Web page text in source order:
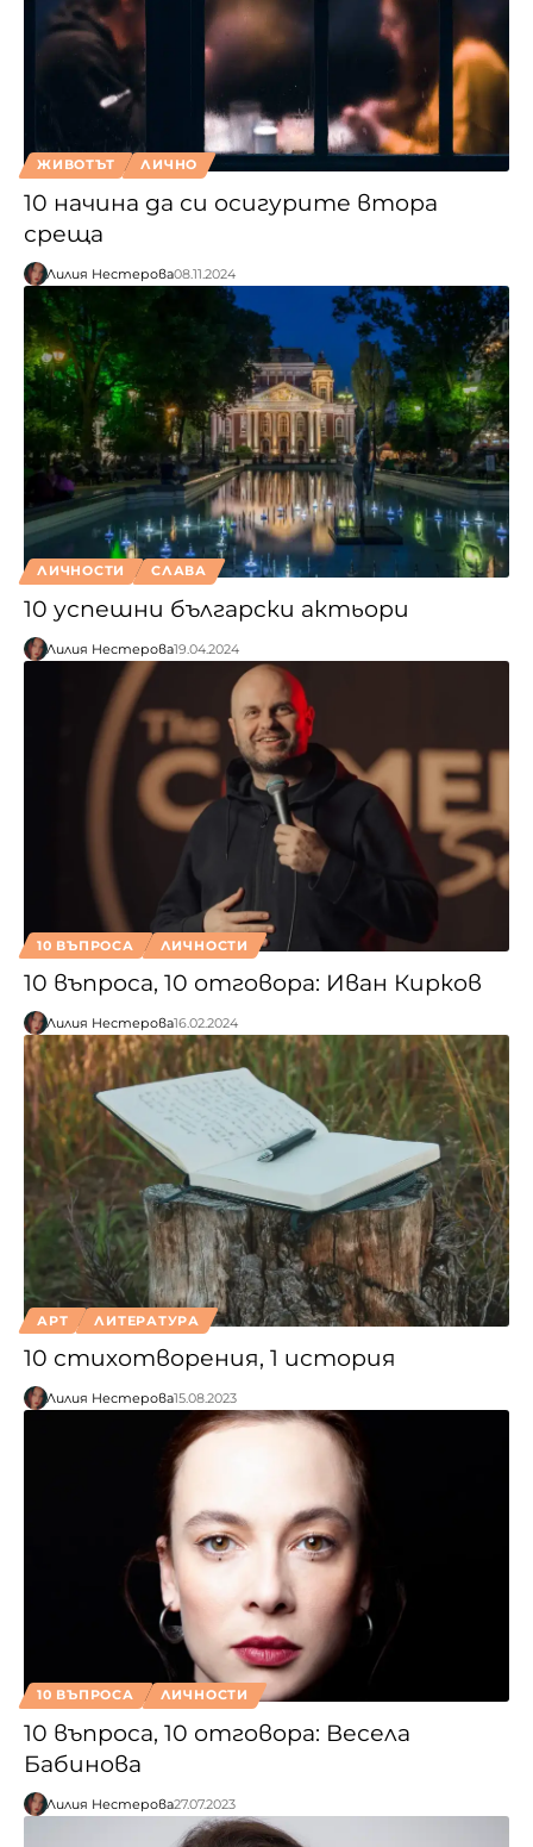
ЖИВОТЪТ ЛИЧНО
10 начина да си осигурите втора
среща
Лилия Нестерова08.11.2024
ЛИЧНОСТИ СЛАВА
10 успешни български актьори
Лилия Нестерова19.04.2024
10 ВЪПРОСА ЛИЧНОСТИ
10 въпроса, 10 отговора: Иван Кирков
Лилия Нестерова16.02.2024
АРТ ЛИТЕРАТУРА
10 стихотворения, 1 история
Лилия Нестерова15.08.2023
10 ВЪПРОСА ЛИЧНОСТИ
10 въпроса, 10 отговора: Весела
Бабинова
Лилия Нестерова27.07.2023